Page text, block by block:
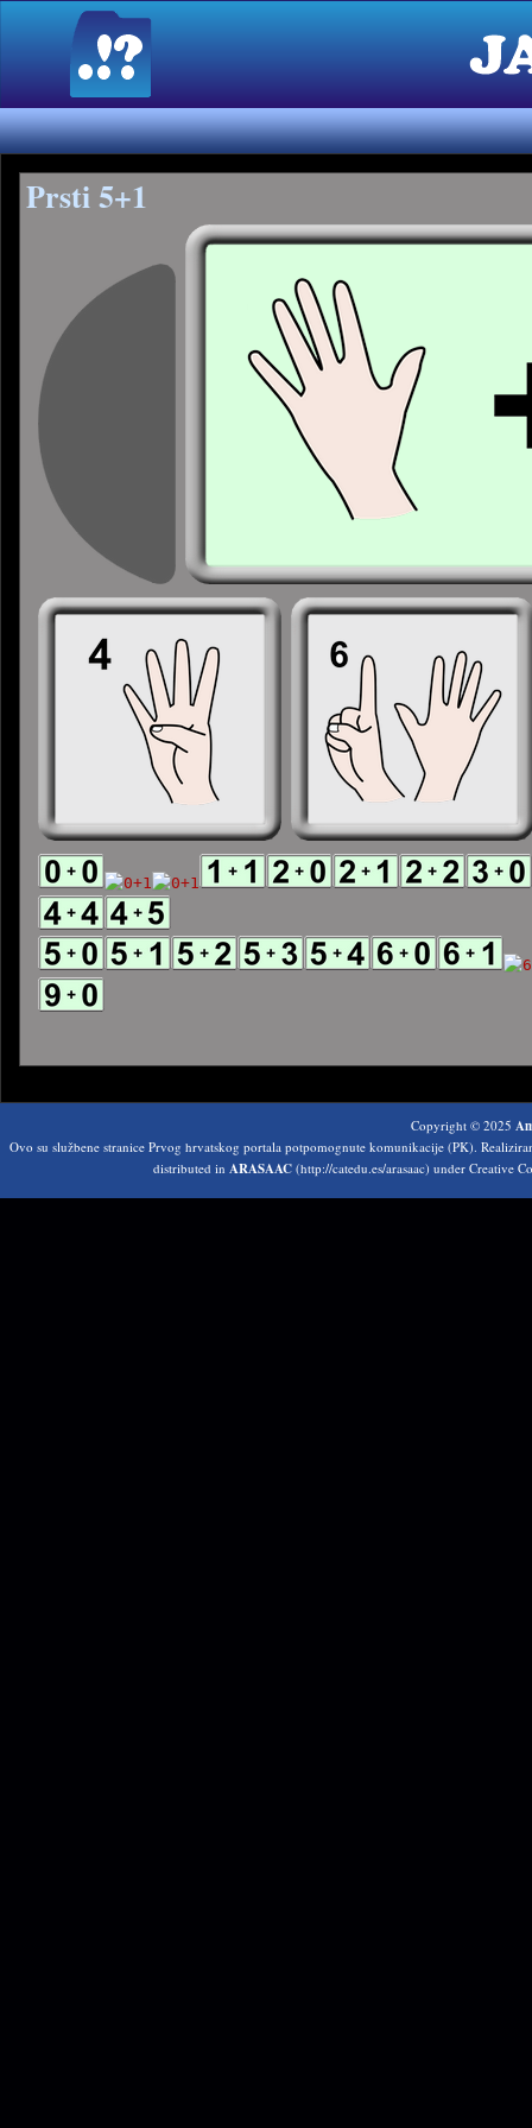
Prsti 5+1
Copyright © 2025
Ovo su službene stranice Prvog hrvatskog portala potpomognute komunikacije (PK).
distributed in ARASAAC (http://catedu.es/arasaac) under Creative